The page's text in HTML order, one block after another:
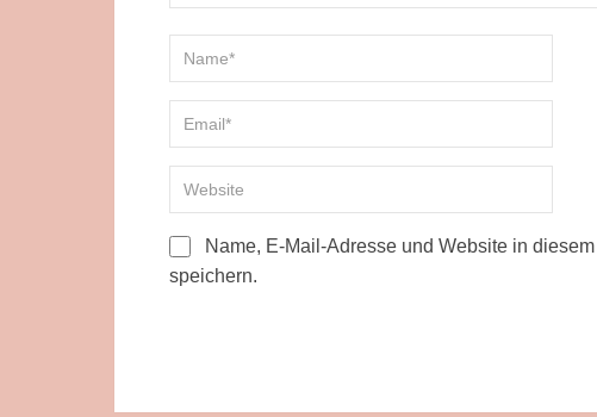
Name, E-Mail-Adresse und Website in
speichern.